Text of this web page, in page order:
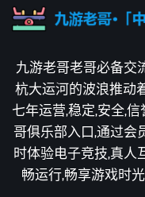
九游老哥老哥必备交
杭大运河的波浪推动
七年运营,稳定,安全,
哥俱乐部入口,通过会
时体验电子竞技,真人
畅运行,畅享游戏时